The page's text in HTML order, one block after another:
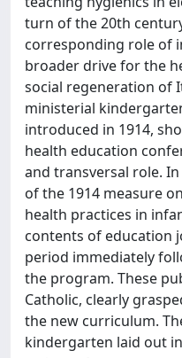
turn of the 20th
corresponding role of
broader drive for the
social regeneration of
ministerial
introduced in 1914,
health education
and transversal role.
of the 1914 measure
health practices in
contents of education
period immediately
the program. These
Catholic, clearly
the new curriculum.
kindergarten laid out